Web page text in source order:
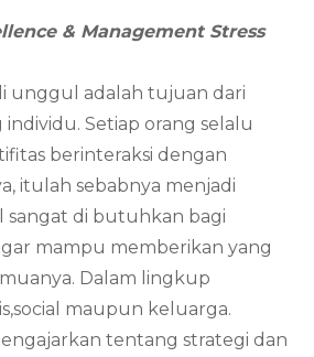
& Management Stress
unggul adalah tujuan dari
individu. Setiap orang selalu
berinteraksi dengan
itulah sebabnya menjadi
sangat di butuhkan bagi
mampu memberikan yang
Dalam lingkup
maupun keluarga.
tentang strategi dan